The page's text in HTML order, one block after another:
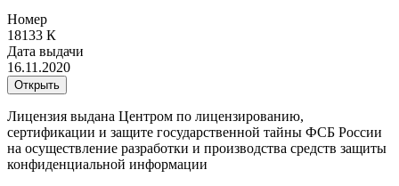
Номер
18133 К
Дата выдачи
16.11.2020
Открыть
Лицензия выдана Центром по лицензированию,
сертификации и защите государственной тайны ФСБ России
на осуществление разработки и производства средств защиты
конфиденциальной информации